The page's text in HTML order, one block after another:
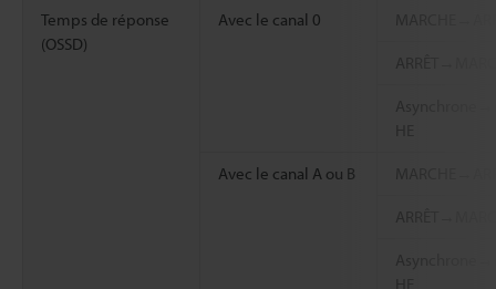
Temps de réponse
(OSSD)
Avec le canal 0
Avec le canal A ou B